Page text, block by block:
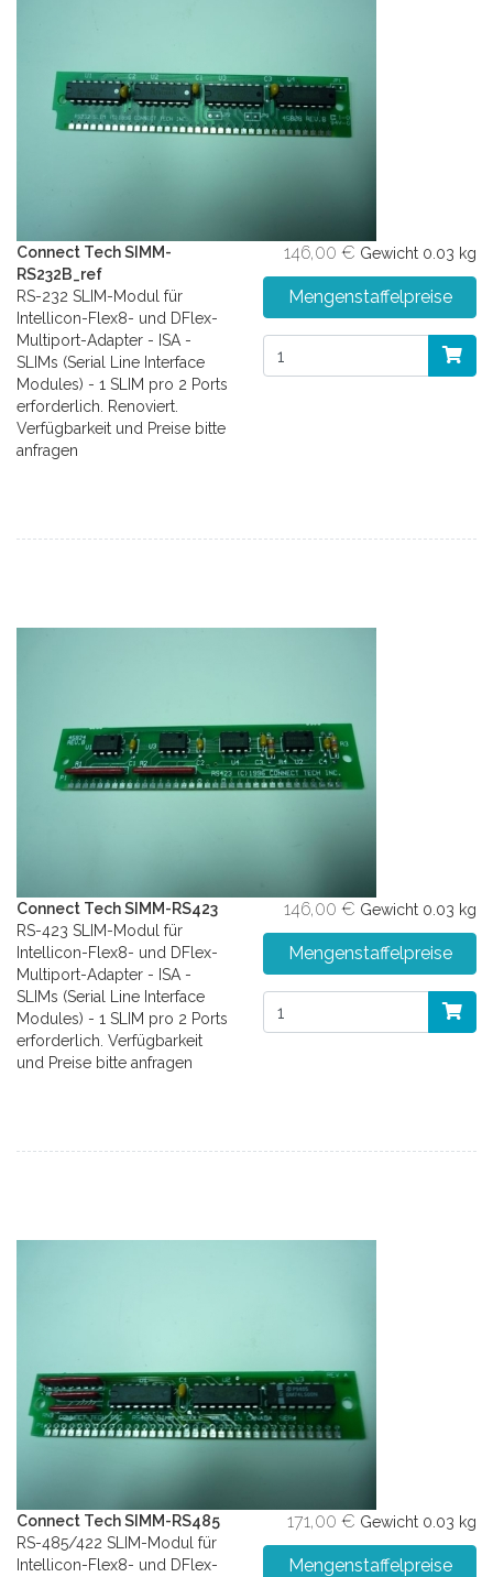
Connect Tech SIMM-
RS232B_ref
RS-232 SLIM-Modul für
Intellicon-Flex8- und DFlex-
Multiport-Adapter - ISA -
SLIMs (Serial Line Interface
Modules) - 1 SLIM pro 2 Ports
erforderlich. Renoviert.
Verfügbarkeit und Preise bitte
anfragen
146,00 € Gewicht 0.03 kg
Mengenstaffelpreise
Connect Tech SIMM-RS423
RS-423 SLIM-Modul für
Intellicon-Flex8- und DFlex-
Multiport-Adapter - ISA -
SLIMs (Serial Line Interface
Modules) - 1 SLIM pro 2 Ports
erforderlich. Verfügbarkeit
und Preise bitte anfragen
146,00 € Gewicht 0.03 kg
Mengenstaffelpreise
Connect Tech SIMM-RS485
RS-485/422 SLIM-Modul für
Intellicon-Flex8- und DFlex-
171,00 € Gewicht 0.03 kg
Mengenstaffelpreise